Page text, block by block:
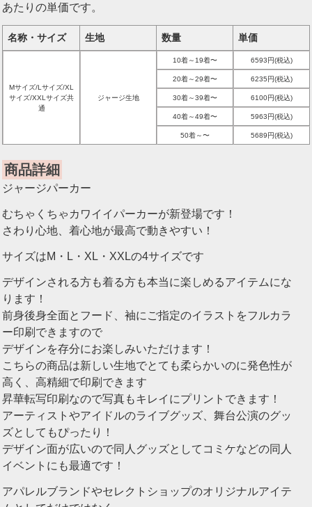
あたりの単価です。
名称・サイズ 生地 数量 単価
Mサイズ/Lサイズ/XL
サイズ/XXLサイズ共
通
ジャージ生地
10着～19着〜 6593円(税込)
20着～29着〜 6235円(税込)
30着～39着〜 6100円(税込)
40着～49着〜 5963円(税込)
50着～〜 5689円(税込)
商品詳細
ジャージパーカー
むちゃくちゃカワイイパーカーが新登場です！
さわり心地、着心地が最高で動きやすい！
サイズはM・L・XL・XXLの4サイズです
デザインされる方も着る方も本当に楽しめるアイテムにな
ります！
前身後身全面とフード、袖にご指定のイラストをフルカラ
ー印刷できますので
デザインを存分にお楽しみいただけます！
こちらの商品は新しい生地でとても柔らかいのに発色性が
高く、高精細で印刷できます
昇華転写印刷なので写真もキレイにプリントできます！
アーティストやアイドルのライブグッズ、舞台公演のグッ
ズとしてもぴったり！
デザイン面が広いので同人グッズとしてコミケなどの同人
イベントにも最適です！
アパレルブランドやセレクトショップのオリジナルアイテ